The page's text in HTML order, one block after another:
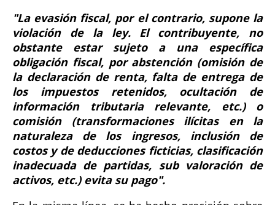
"La evasión fiscal, por el contrario, supone la
violación de la ley. El contribuyente, no
obstante estar sujeto a una específica
obligación fiscal, por abstención (omisión de
la declaración de renta, falta de entrega de
los impuestos retenidos, ocultación de
información tributaria relevante, etc.) o
comisión (transformaciones ilícitas en la
naturaleza de los ingresos, inclusión de
costos y de deducciones ficticias, clasificación
inadecuada de partidas, sub valoración de
activos, etc.) evita su pago".